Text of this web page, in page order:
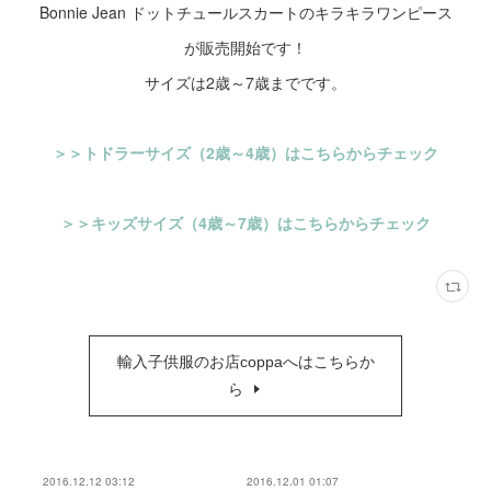
Bonnie Jean ドットチュールスカートのキラキラワンピース
が販売開始です！
サイズは2歳～7歳までです。
＞＞トドラーサイズ（2歳～4歳）はこちらからチェック
＞＞キッズサイズ（4歳～7歳）はこちらからチェック
輸入子供服のお店coppaへはこちらか
ら
2016.12.12 03:12 2016.12.01 01:07